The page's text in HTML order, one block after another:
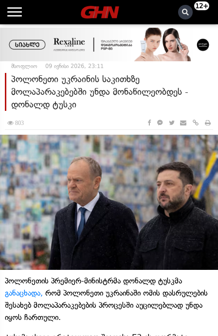
12+
მსოფლიო 09 ივნისი 2026, 23:11
პოლონეთი უკრაინის საკითხზე
მოლაპარაკებებში უნდა მონაწილეობდეს -
დონალდ ტუსკი
803
პოლონეთის პრემიერ-მინისტრმა დონალდ ტუსკმა
განაცხადა, რომ პოლონეთი უკრაინაში ომის დასრულების
შესახებ მოლაპარაკებების პროცესში აუცილებლად უნდა
იყოს ჩართული.